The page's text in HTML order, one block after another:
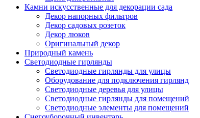
Камни искусственные для декорации сада
Декор напорных фильтров
Декор садовых розеток
Декор люков
Оригинальный декор
Природный камень
Светодиодные гирлянды
Светодиодные гирлянды для улицы
Оборудование для подключения гирлянд
Светодиодные деревья для улицы
Светодиодные гирлянды для помещений
Светодиодные элементы для помещений